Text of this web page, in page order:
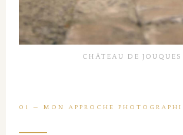
CHÂTEAU DE JOUQUES
01 — MON APPROCHE